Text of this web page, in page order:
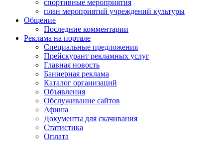
спортивные мероприятия
план мероприятий учреждений культуры
Общение
Последние комментарии
Реклама на портале
Специальные предложения
Прейскурант рекламных услуг
Главная новость
Баннерная реклама
Каталог организаций
Объявления
Обслуживание сайтов
Афиша
Документы для скачивания
Статистика
Оплата